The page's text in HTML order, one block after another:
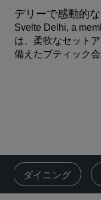
デリーで感動的
Svelte Delhi, a
は、柔軟なセット
備えたブティック
ダイニング